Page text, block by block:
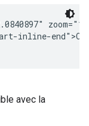
inline-
avec la